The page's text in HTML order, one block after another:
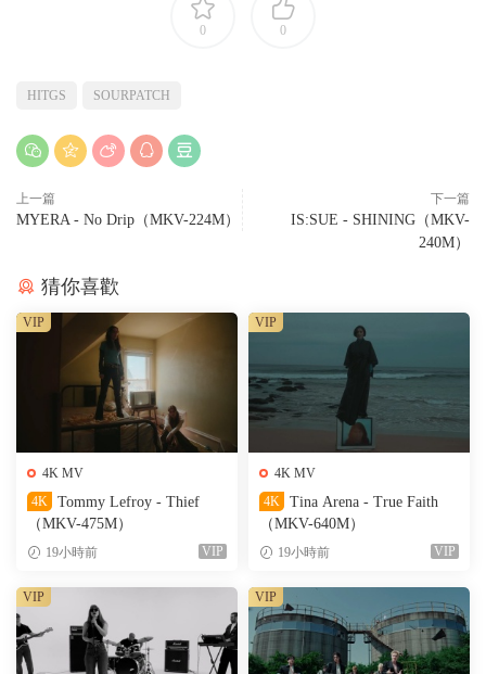
0 0
HITGS SOURPATCH
上一篇
MYERA - No Drip（MKV-224M）
下一篇
IS:SUE - SHINING（MKV-
240M）
猜你喜歡
4K MV
4K
Tommy Lefroy - Thief
（MKV-475M）
19小時前 VIP
VIP
4K MV
4K
Tina Arena - True Faith
（MKV-640M）
19小時前 VIP
VIP
VIP VIP